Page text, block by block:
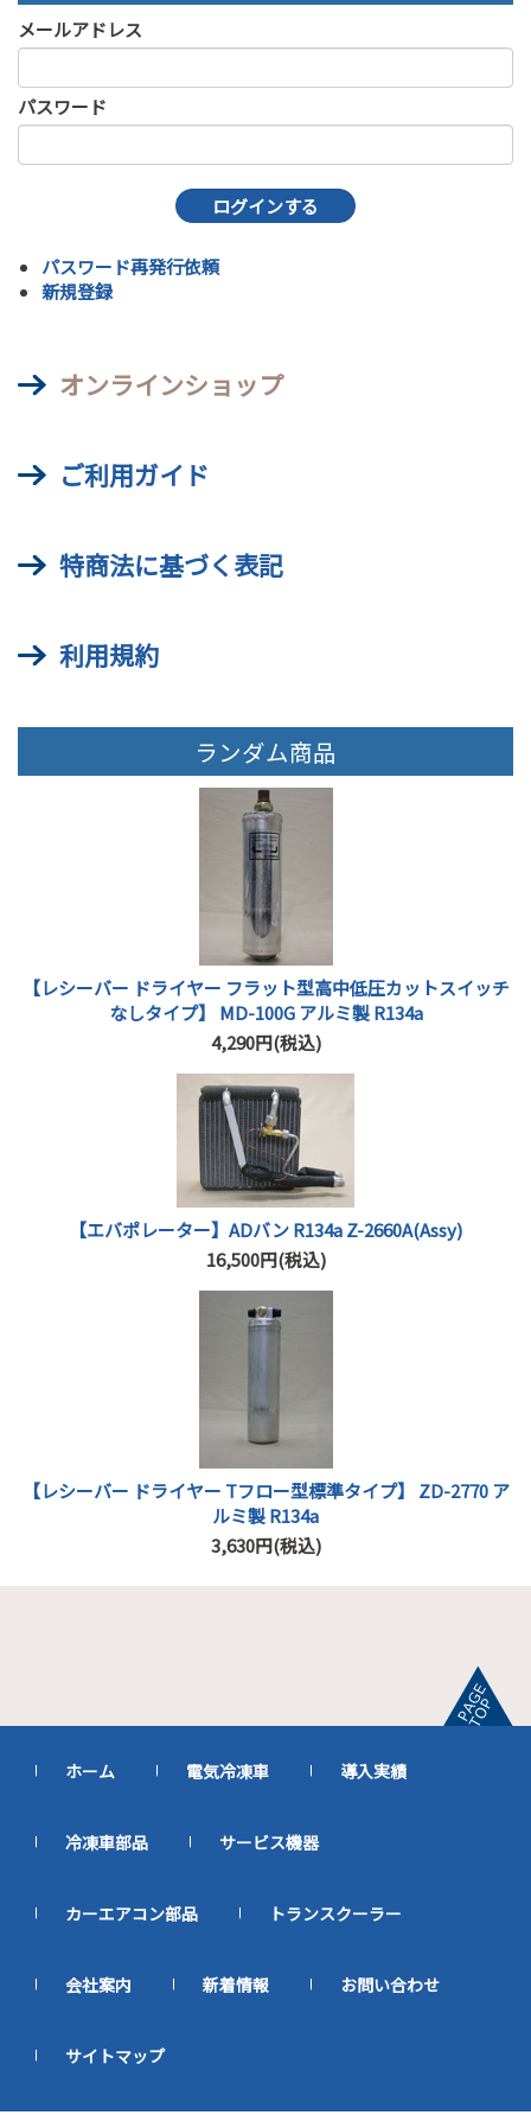
メールアドレス
パスワード
パスワード再発行依頼
新規登録
オンラインショップ
ご利用ガイド
特商法に基づく表記
利用規約
ランダム商品
【レシーバー ドライヤー フラット型高中低圧カットスイッチ
なしタイプ】 MD-100G アルミ製 R134a
4,290円(税込)
【エバポレーター】ADバン R134a Z-2660A(Assy)
16,500円(税込)
【レシーバー ドライヤー Tフロー型標準タイプ】 ZD-2770 ア
ルミ製 R134a
3,630円(税込)
ホーム 電気冷凍車 導入実績
冷凍車部品 サービス機器
カーエアコン部品 トランスクーラー
会社案内 新着情報 お問い合わせ
サイトマップ